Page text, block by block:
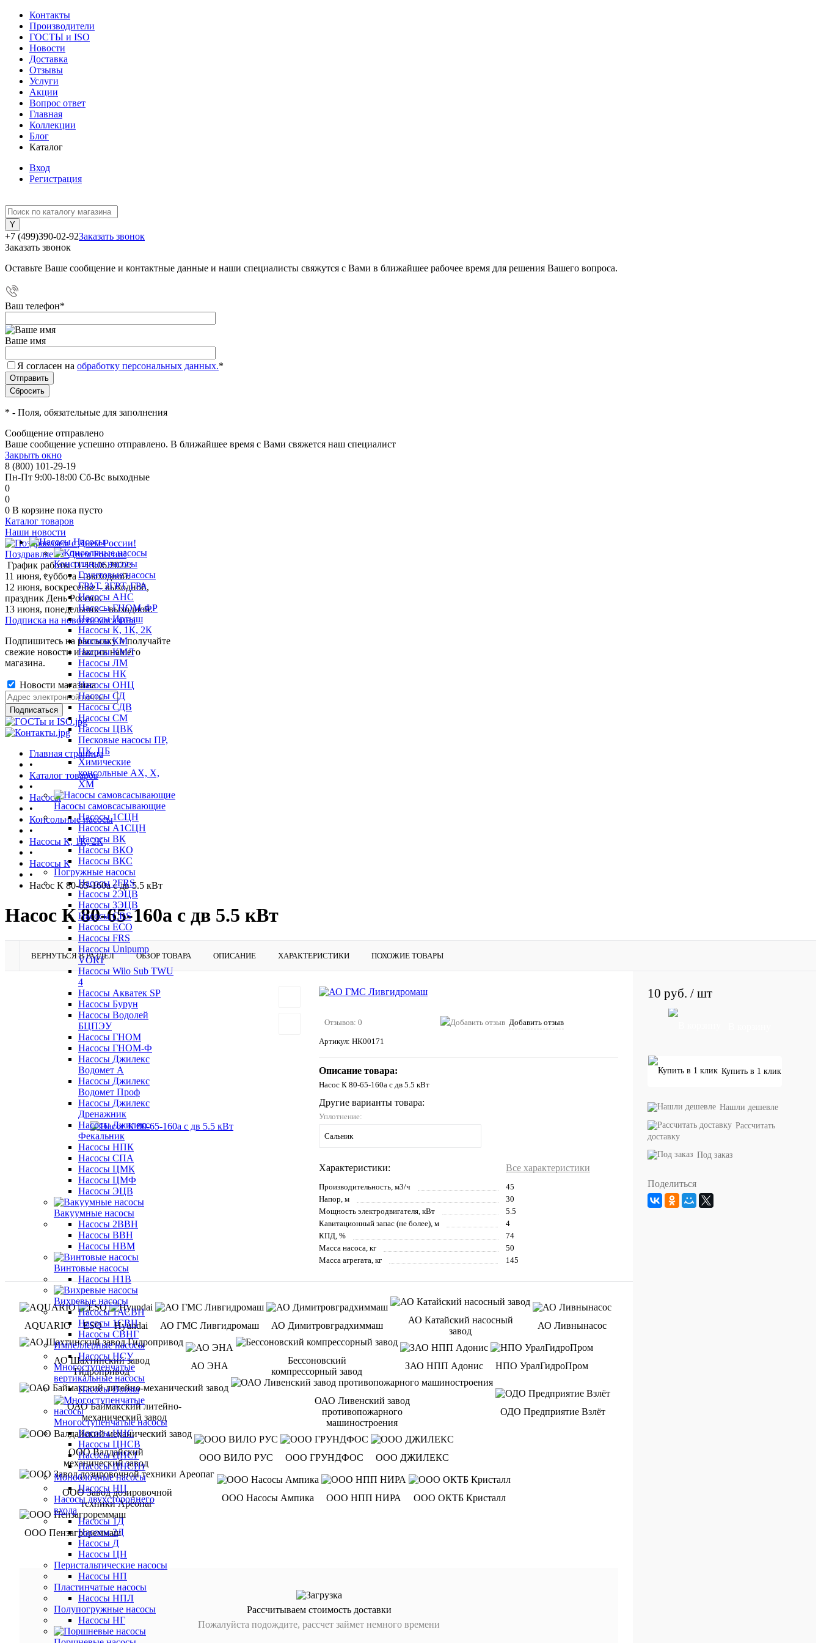
Контакты
Производители
ГОСТЫ и ISO
Новости
Доставка
Отзывы
Услуги
Акции
Вопрос ответ
Главная
Коллекции
Блог
Каталог
Вход
Регистрация
+7 (499)390-02-92Заказать звонок
Заказать звонок
Оставьте Ваше сообщение и контактные данные и наши специалисты свяжутся с Вами в ближайшее рабочее время для решения Вашего вопроса.
Ваш телефон*
Ваше имя
Я согласен на обработку персональных данных.*
* - Поля, обязательные для заполнения
Сообщение отправлено
Ваше сообщение успешно отправлено. В ближайшее время с Вами свяжется наш специалист
Закрыть окно
8 (800) 101-29-19
Пн-Пт 9:00-18:00 Сб-Вс выходные
0
0
0 В корзине пока пусто
Каталог товаров
Насосы
Консольные насосы
Грунтовые насосы
ГРАТ, 2ГРТ, ГРА
Насосы АНС
Насосы ГНОМ-ФР
Насосы Иртыш
Насосы К, 1К, 2К
Насосы КМ
Насосы КМЛ
Насосы ЛМ
Насосы НК
Насосы ОНЦ
Насосы СД
Насосы СДВ
Насосы СМ
Насосы ЦВК
Песковые насосы ПР,
ПК, ПБ
Химические
консольные АХ, Х,
ХМ
Насосы самовсасывающие
Насосы 1СЦН
Насосы А1СЦН
Насосы ВК
Насосы ВКО
Насосы ВКС
Погружные насосы
Насосы 2FRS
Насосы 2ЭЦВ
Насосы 3ЭЦВ
Насосы CRS
Насосы ECO
Насосы FRS
Насосы Unipump
VORT
Насосы Wilo Sub TWU
4
Насосы Акватек SP
Насосы Бурун
Насосы Водолей
БЦПЭУ
Насосы ГНОМ
Насосы ГНОМ-Ф
Насосы Джилекс
Водомет А
Насосы Джилекс
Водомет Проф
Насосы Джилекс
Дренажник
Насосы Джилекс
Фекальник
Насосы НПК
Насосы СПА
Насосы ЦМК
Насосы ЦМФ
Насосы ЭЦВ
Вакуумные насосы
Насосы 2ВВН
Насосы ВВН
Насосы НВМ
Винтовые насосы
Насосы Н1В
Вихревые насосы
Насосы 1АСВН
Насосы 1СВН
Насосы СВНГ
Импеллерные насосы
Насосы НСУ
Многоступенчатые
вертикальные насосы
Насосы Boosta
Многоступенчатые насосы
Насосы ЦНС
Насосы ЦНСВ
Насосы ЦНСГ
Насосы ЦНСНт
Моноблочные насосы
Насосы НЦ
Насосы двухстороннего
входа
Насосы 1Д
Насосы 2Д
Насосы Д
Насосы ЦН
Перистальтические насосы
Насосы НП
Пластинчатые насосы
Насосы НПЛ
Полупогружные насосы
Насосы НГ
Наши новости
Поздравляем с Днем России!
График работы 11-13.06.2022:
11 июня, суббота – выходной.
12 июня, воскресенье – выходной,
праздник День России.
13 июня, понедельник – выходной.
Подписка на новости магазина
Подпишитесь на рассылку и получайте
свежие новости и акции нашего
магазина.
Новости магазина
Главная страница
•
Каталог товаров
•
Насосы
•
Консольные насосы
•
Насосы К, 1К, 2К
•
Насосы К
•
Насос К 80-65-160а с дв 5.5 кВт
Насос К 80-65-160а с дв 5.5 кВт
ВЕРНУТЬСЯ В РАЗДЕЛ ОБЗОР ТОВАРА ОПИСАНИЕ ХАРАКТЕРИСТИКИ ПОХОЖИЕ ТОВАРЫ
Отзывов: 0 Добавить отзыв
Артикул: НК00171
Описание товара:
Насос К 80-65-160а с дв 5.5 кВт
Другие варианты товара:
Уплотнение:
Сальник
Характеристики: Все характеристики
Производительность, м3/ч
45
Напор, м
30
Мощность электродвигателя, кВт
5.5
Кавитационный запас (не более), м
4
КПД, %
74
Масса насоса, кг
50
Масса агрегата, кг
145
AQUARIO ESQ Hyundai АО ГМС Ливгидромаш АО Димитровградхиммаш
АО Катайский насосный
завод
АО Ливнынасос
АО Шахтинский завод
Гидропривод
АО ЭНА
Бессоновский
компрессорный завод
ЗАО НПП Адонис НПО УралГидроПром
ОАО Баймакский литейно-
механический завод
ОАО Ливенский завод
противопожарного
машиностроения
ОДО Предприятие Взлёт
ООО Валдайский
механический завод
ООО ВИЛО РУС ООО ГРУНДФОС ООО ДЖИЛЕКС
ООО Завод дозировочной
техники Ареопаг
ООО Насосы Ампика ООО НПП НИРА ООО ОКТБ Кристалл
ООО Пензагрореммаш
Рассчитываем стоимость доставки
Пожалуйста подождите, рассчет займет немного времени
10 руб. / шт
Купить в 1 клик
Нашли дешевле
Рассчитать
доставку
Под заказ
Поделиться